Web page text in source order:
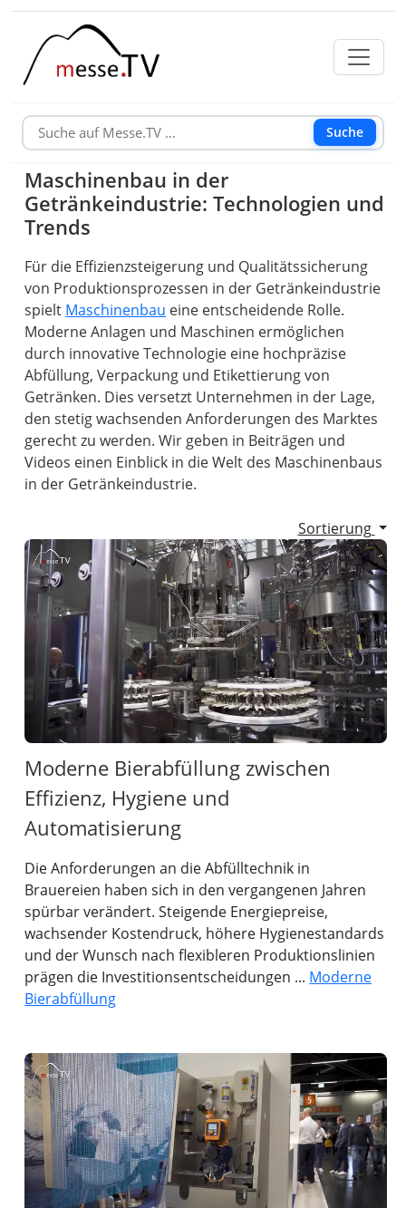
Suche
Maschinenbau in der
Getränkeindustrie: Technologien und
Trends
Für die Effizienzsteigerung und Qualitätssicherung
von Produktionsprozessen in der Getränkeindustrie
spielt Maschinenbau eine entscheidende Rolle.
Moderne Anlagen und Maschinen ermöglichen
durch innovative Technologie eine hochpräzise
Abfüllung, Verpackung und Etikettierung von
Getränken. Dies versetzt Unternehmen in der Lage,
den stetig wachsenden Anforderungen des Marktes
gerecht zu werden. Wir geben in Beiträgen und
Videos einen Einblick in die Welt des Maschinenbaus
in der Getränkeindustrie.
Sortierung
Moderne Bierabfüllung zwischen
Effizienz, Hygiene und
Automatisierung
Die Anforderungen an die Abfülltechnik in
Brauereien haben sich in den vergangenen Jahren
spürbar verändert. Steigende Energiepreise,
wachsender Kostendruck, höhere Hygienestandards
und der Wunsch nach flexibleren Produktionslinien
prägen die Investitionsentscheidungen ... Moderne
Bierabfüllung